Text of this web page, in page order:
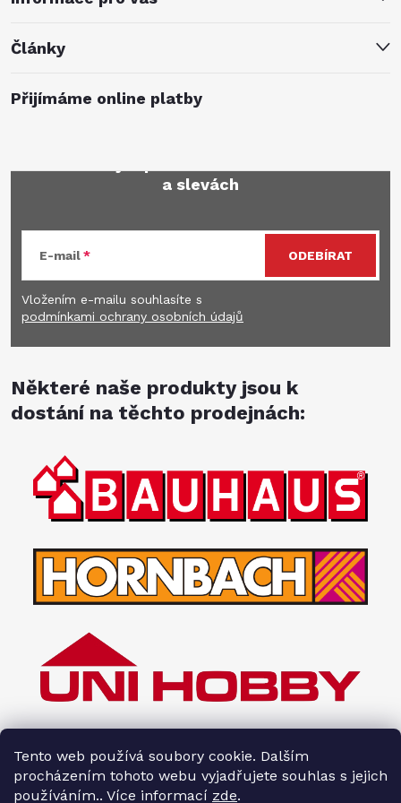
Tento web používá soubory cookie. Dalším
procházením tohoto webu vyjadřujete souhlas s jejich
používáním.. Více informací zde.
Články
Přijímáme online platby
a slevách
E-mail
Vložením e-mailu souhlasíte s
podmínkami ochrany osobních údajů
ODEBÍRAT
Některé naše produkty jsou k
dostání na těchto prodejnách: